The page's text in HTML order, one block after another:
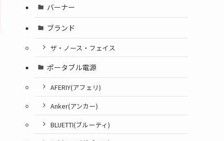
バーナー
ブランド
ザ・ノース・フェイス
ポータブル電源
AFERIY(アフェリ)
Anker(アンカー)
BLUETTI(ブルーティ)